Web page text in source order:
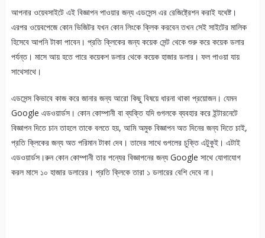
আপনার ওয়েবসাইটে এই বিজ্ঞাপন পাওয়ার জন্য এডসেন্স এর রেজিষ্ট্রেশন করাই যথেষ্ট।
এরপর ওয়েবপেজে কোন ভিজিটর যখন কোন লিংকে ক্লিক করবেন তখন সেই সাইটের মালিক
হিসেবে আপনি টাকা পাবেন। প্রতি ক্লিকের জন্য কয়েক সেন্ট থেকে শুরু করে কয়েক ডলার
পর্যন্ত। মাসে আয় হতে পারে কয়েকশ ডলার থেকে কয়েক হাজার ডলার। ফল পাওয়া যায়
সাথেসাথে।
এডসেন্স কিভাবে কাজ করে জানার জন্য আরো কিছু বিষয়ে ধারনা থাকা প্রয়োজন। যেমন
Google এডওয়ার্ডস। কোন কোম্পানী বা ব্যক্তি যদি গুগলকে ব্যবহার করে ইন্টারনেটে
বিজ্ঞাপন দিতে চান তাহলে তাকে বলতে হয়, আমি অমুক বিজ্ঞাপন অত দিনের জন্য দিতে চাই,
প্রতি ক্লিকের জন্য অত পরিমান টাকা দেব। তাদের সাথে গুগলের চুক্তি এটুকুই। এটাই
এডওয়ার্ডস।রুন কোন কোম্পানী তার পন্যের বিজ্ঞাপনের জন্য Google সাথে যোগাযোগ
করল মাসে ১০ হাজার ডলারের। প্রতি ক্লিকে তারা ১ ডলারের বেশি দেবে না।